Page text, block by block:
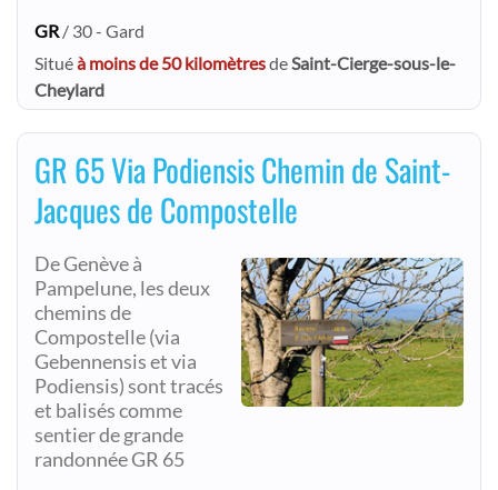
GR / 30 - Gard
Situéà moins de 50 kilomètresdeSaint-Cierge-sous-le-
Cheylard
GR 65 Via Podiensis Chemin de Saint-
Jacques de Compostelle
De Genève à
Pampelune, les deux
chemins de
Compostelle (via
Gebennensis et via
Podiensis) sont tracés
et balisés comme
sentier de grande
randonnée GR 65